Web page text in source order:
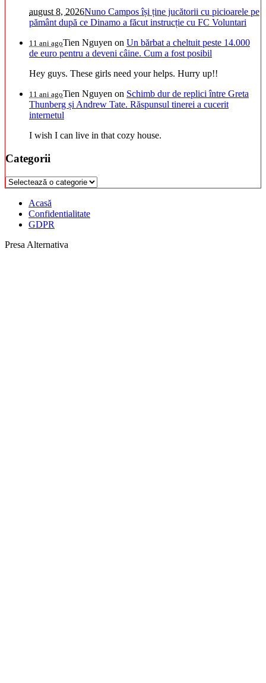
august 8, 2026Nuno Campos își ține jucătorii cu picioarele pe
pământ după ce Dinamo a făcut instrucție cu FC Voluntari
11 ani agoTien Nguyen on Un bărbat a cheltuit peste 14.000
de euro pentru a deveni câine. Cum a fost posibil
Hey guys. These girls need your helps. Hurry up!!
11 ani agoTien Nguyen on Schimb dur de replici între Greta
Thunberg și Andrew Tate. Răspunsul tinerei a cucerit
internetul
I wish I can live in that cozy house.
Categorii
Categorii
Acasă
Confidentialitate
GDPR
Presa Alternativa